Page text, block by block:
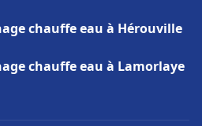
chauffe eau à Hérouville
chauffe eau à Lamorlaye